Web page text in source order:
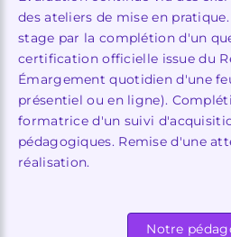
des ateliers de mise en
stage par la complétion d'un
certification officielle issue du
Émargement quotidien d'une
présentiel ou en ligne).
formatrice d'un suivi
pédagogiques. Remise d'une
réalisation.
Notre